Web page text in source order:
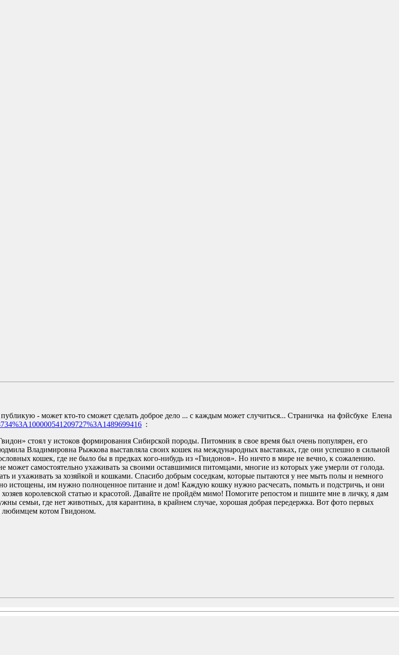
- может кто-то сможет сделать доброе дело ... с каждым может случиться... Страничка на фэйсбуке Елена
:
стоял у истоков формирования Сибирской породы. Питомник в свое время был очень популярен, его
Владимировна Рыжкова выставляла своих кошек на международных выставках, где они успешно в сильной
кошек, где не было бы в предках кого-нибудь из «Гвидонов». Но ничто в мире не вечно, к сожалению.
самостоятельно ухаживать за своими оставшимися питомцами, многие из которых уже умерли от голода.
и ухаживать за хозяйкой и кошками. Спасибо добрым соседкам, которые пытаются у нее мыть полы и немного
истощены, им нужно полноценное питание и дом! Каждую кошку нужно расчесать, помыть и подстричь, и они
королевской статью и красотой. Давайте не пройдём мимо! Помогите репостом и пишите мне в личку, я дам
семьи, где нет животных, для карантина, в крайнем случае, хорошая добрая передержка. Вот фото первых
котом Гвидоном.